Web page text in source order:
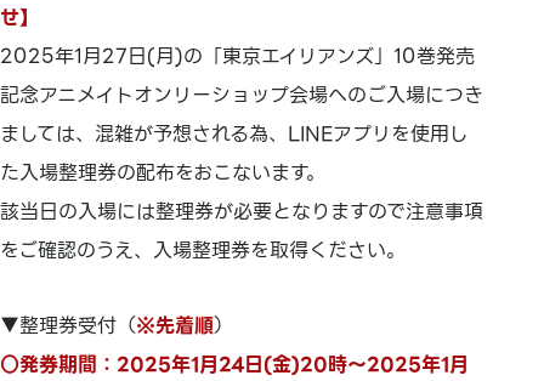
せ】
2025年1月27日(月)の「東京エイリアンズ」10巻発売
記念アニメイトオンリーショップ会場へのご入場につき
ましては、混雑が予想される為、LINEアプリを使用し
た入場整理券の配布をおこないます。
該当日の入場には整理券が必要となりますので注意事項
をご確認のうえ、入場整理券を取得ください。
▼整理券受付（※先着順）
○発券期間：2025年1月24日(金)20時～2025年1月